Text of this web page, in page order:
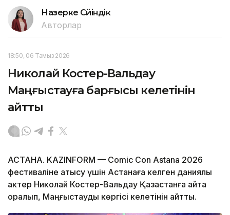
Назерке Сүйіндік
Авторлар
18:50, 06 Тамыз 2026
Николай Костер-Вальдау
Маңғыстауға барғысы келетінін
айтты
АСТАНА. KAZINFORM — Comic Con Astana 2026
фестиваліне қатысу үшін Астанаға келген даниялық
актер Николай Костер-Вальдау Қазақстанға қайта
оралып, Маңғыстауды көргісі келетінін айтты.